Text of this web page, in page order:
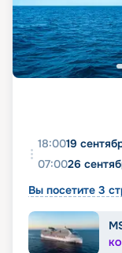
18:0019
07:0026
Вы посетите 3